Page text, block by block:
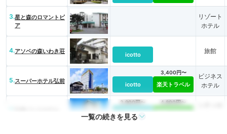
3.星と森のロマントピ
ア
リゾート
ホテル
4.アソベの森いわき荘 icotto 旅館
5.スーパーホテル弘前 icotto
3,400円〜
楽天トラベル
ビジネス
ホテル
3,900円〜
icotto
4,800円〜
一覧の続きを見る